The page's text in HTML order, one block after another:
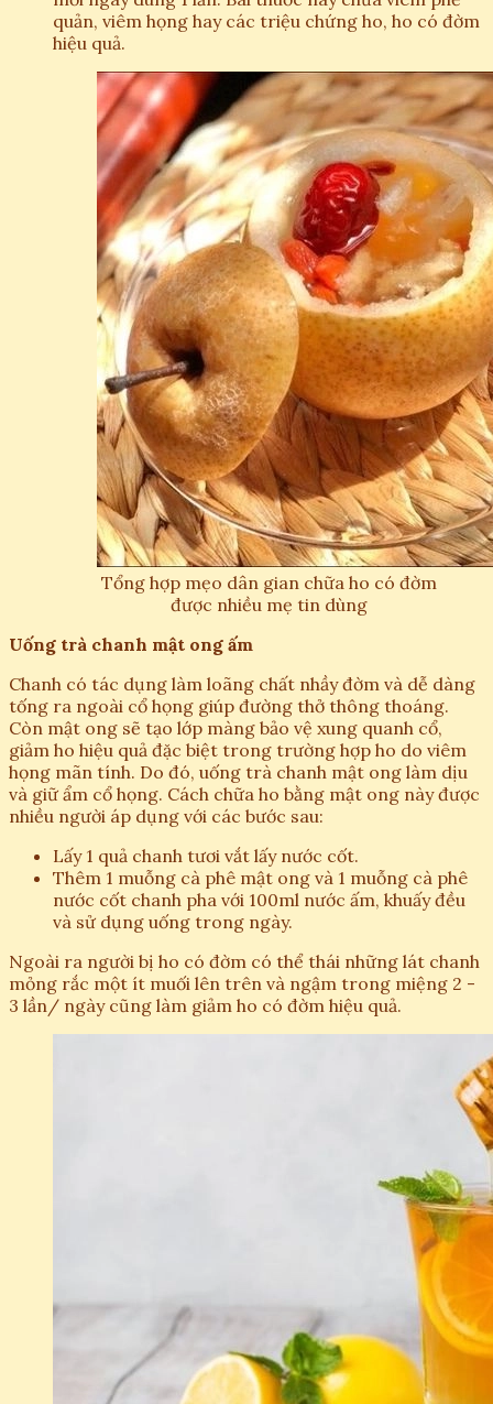
quản, viêm họng hay các triệu chứng ho, ho có đờm
hiệu quả.
Tổng hợp mẹo dân gian chữa ho có đờm
được nhiều mẹ tin dùng
Uống trà chanh mật ong ấm
Chanh có tác dụng làm loãng chất nhầy đờm và dễ dàng
tống ra ngoài cổ họng giúp đường thở thông thoáng.
Còn mật ong sẽ tạo lớp màng bảo vệ xung quanh cổ,
giảm ho hiệu quả đặc biệt trong trường hợp ho do viêm
họng mãn tính. Do đó, uống trà chanh mật ong làm dịu
và giữ ẩm cổ họng. Cách chữa ho bằng mật ong này được
nhiều người áp dụng với các bước sau:
Lấy 1 quả chanh tươi vắt lấy nước cốt.
Thêm 1 muỗng cà phê mật ong và 1 muỗng cà phê
nước cốt chanh pha với 100ml nước ấm, khuấy đều
và sử dụng uống trong ngày.
Ngoài ra người bị ho có đờm có thể thái những lát chanh
mỏng rắc một ít muối lên trên và ngậm trong miệng 2 -
3 lần/ ngày cũng làm giảm ho có đờm hiệu quả.